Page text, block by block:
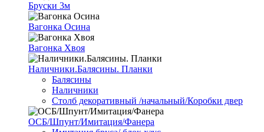
Бруски 3м
Вагонка Осина
Вагонка Хвоя
Наличники.Балясины. Планки
Балясины
Наличники
Столб декоративный /начальный/Коробки двер
ОСБ/Шпунт/Имитация/Фанера